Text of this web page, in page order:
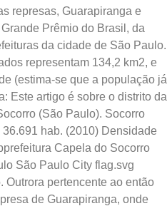
represas, Guarapiranga e
Prêmio do Brasil, da
da cidade de São Paulo.
representam 134,2 km2, e
(estima-se que a população já
Este artigo é sobre o distrito da
(São Paulo). Socorro
hab. (2010) Densidade
Capela do Socorro
São Paulo City flag.svg
Outrora pertencente ao então
de Guarapiranga, onde